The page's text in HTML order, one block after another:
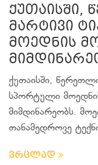
ქუთაისში,
მარტივი
მოედნის
ქუთაისში,
სპორტული
მიმდინარეობს.
თანამედროვე
ვრცლად